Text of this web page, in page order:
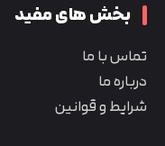
بخش های مفید
تماس با ما
درباره ما
شرایط و قوانین